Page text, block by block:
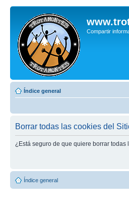
Compartir
Índice general
Borrar todas las cookies del
¿Está seguro de que quiere borrar todas
Índice general